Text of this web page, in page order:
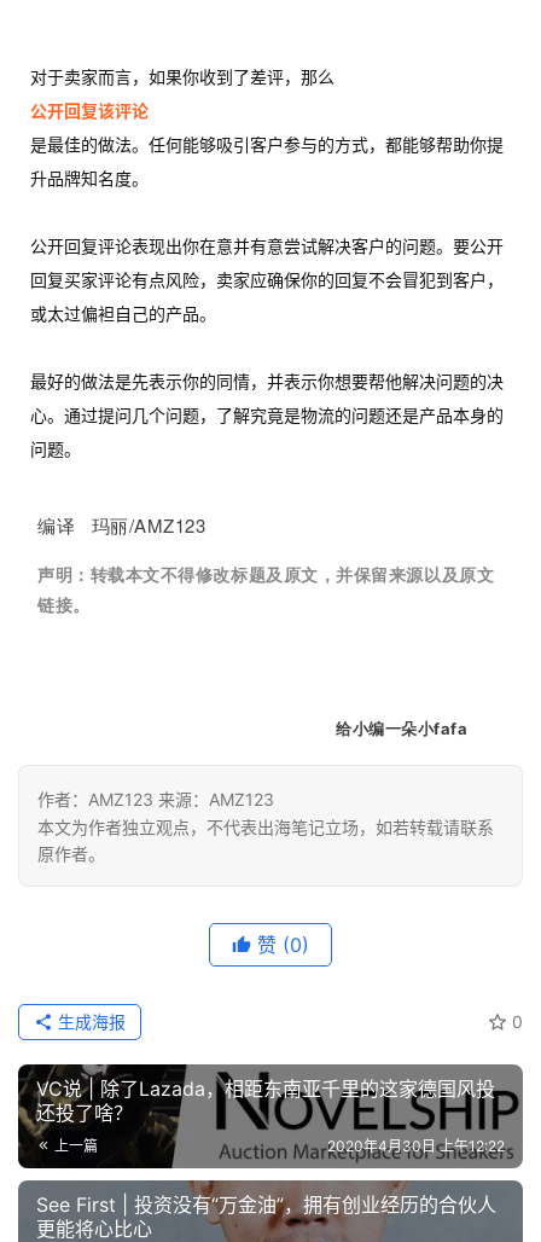
享
案
例
解
操
C
u
货
精
选
对于卖家而言，如果你收到了差评，那么
公开回复该评论
是最佳的做法。任何能够吸引客户参与的方式，都能够帮助你提
升品牌知名度。
公开回复评论表现出你在意并有意尝试解决客户的问题。要公开
回复买家评论有点风险，卖家应确保你的回复不会冒犯到客户，
或太过偏袒自己的产品。
最好的做法是先表示你的同情，并表示你想要帮他解决问题的决
心。通过提问几个问题，了解究竟是物流的问题还是产品本身的
问题。
编译 玛丽/AMZ123
声明： 转载本文不得修改标题及原文，并保留来源以及原文
链接。
给小编一朵小fafa
作者：AMZ123 来源：AMZ123
本文为作者独立观点，不代表出海笔记立场，如若转载请联系
原作者。
赞 (0)
0
生成海报
VC说 | 除了Lazada，相距东南亚千里的这家德国风投
还投了啥？
上一篇 2020年4月30日 上午12:22
See First | 投资没有“万金油”，拥有创业经历的合伙人
更能将心比心